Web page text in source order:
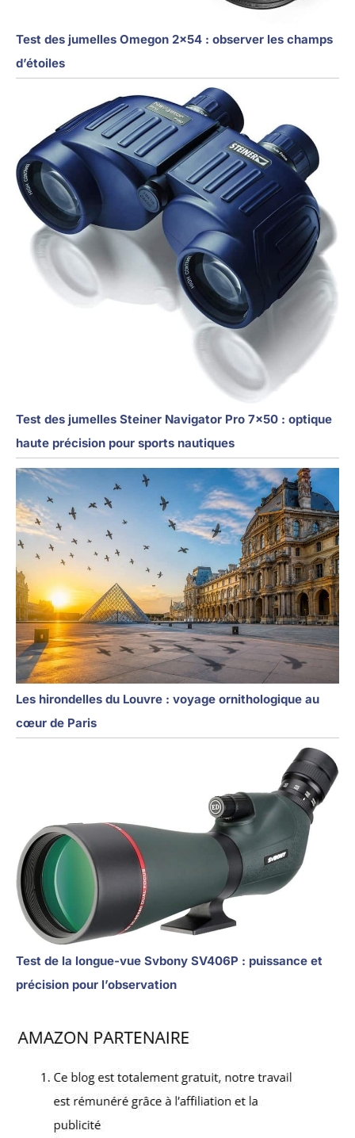
Test des jumelles Omegon 2×54 : observer les champs
d’étoiles
Test des jumelles Steiner Navigator Pro 7×50 : optique
haute précision pour sports nautiques
Les hirondelles du Louvre : voyage ornithologique au
cœur de Paris
Test de la longue-vue Svbony SV406P : puissance et
précision pour l’observation